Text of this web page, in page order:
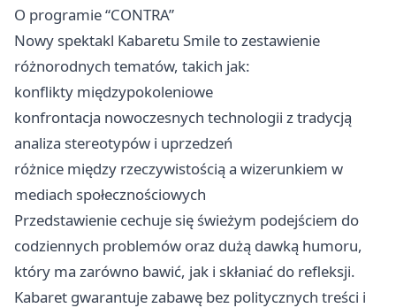
O programie “CONTRA”
Nowy spektakl Kabaretu Smile to zestawienie
różnorodnych tematów, takich jak:
konflikty międzypokoleniowe
konfrontacja nowoczesnych technologii z tradycją
analiza stereotypów i uprzedzeń
różnice między rzeczywistością a wizerunkiem w
mediach społecznościowych
Przedstawienie cechuje się świeżym podejściem do
codziennych problemów oraz dużą dawką humoru,
który ma zarówno bawić, jak i skłaniać do refleksji.
Kabaret gwarantuje zabawę bez politycznych treści i